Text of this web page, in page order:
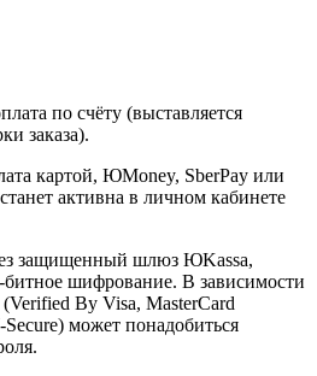
по счёту (выставляется
заказа).
картой, ЮMoney, SberPay или
активна в личном кабинете
защищенный шлюз ЮKassa,
шифрование. В зависимости
By Visa, MasterCard
может понадобиться